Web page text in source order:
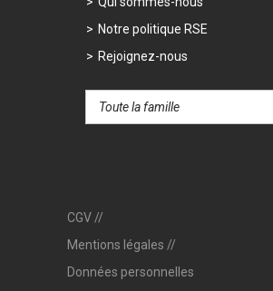
Notre politique RSE
Rejoignez-nous
CGV
Mentions légales
Données personnelles